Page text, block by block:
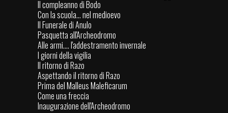
Il compleanno di Bodo
Con la scuola… nel medioevo
Il Funerale di Anulo
Pasquetta all'Archeodromo
Alle armi.... l'addestramento invernale
I giorni della vigilia
Il ritorno di Razo
Aspettando il ritorno di Razo
Prima del Malleus Maleficarum
Come una freccia
Inaugurazione dell'Archeodromo